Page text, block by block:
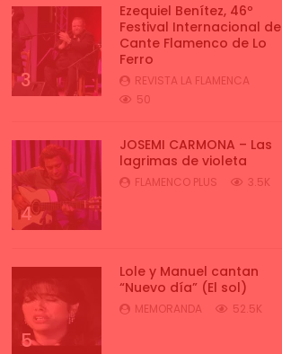
3
Ezequiel Benítez, 46º
Festival Internacional de
Cante Flamenco de Lo
Ferro
REVISTA LA FLAMENCA
50
4
JOSEMI CARMONA – Las
lagrimas de violeta
FLAMENCO PLUS 3.5K
5
Lole y Manuel cantan
“Nuevo día” (El sol)
MEMORANDA 52.5K